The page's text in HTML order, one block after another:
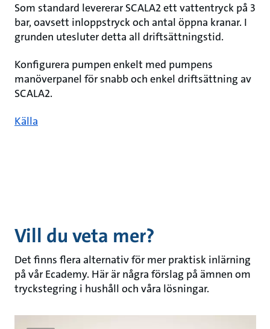
Som standard levererar SCALA2 ett vattentryck på 3
bar, oavsett inloppstryck och antal öppna kranar. I
grunden utesluter detta all driftsättningstid.
Konfigurera pumpen enkelt med pumpens
manöverpanel för snabb och enkel driftsättning av
SCALA2.
Källa
Vill du veta mer?
Det finns flera alternativ för mer praktisk inlärning
på vår Ecademy. Här är några förslag på ämnen om
tryckstegring i hushåll och våra lösningar.